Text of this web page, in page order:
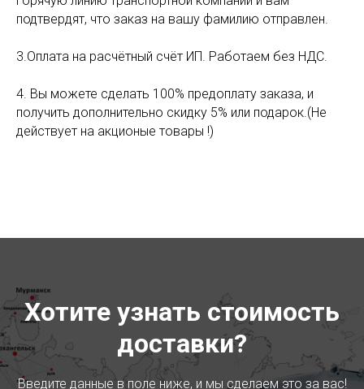
подтвердят, что заказ на вашу фамилию отправлен.
3.Оплата на расчётный счёт ИП. Работаем без НДС.
4. Вы можете сделать 100% предоплату заказа, и
получить дополнительно скидку 5% или подарок.(Не
действует на акционые товары !)
Хотите узнать стоимость
доставки?
Введите данные в поле ниже, и мы сделаем это за вас!